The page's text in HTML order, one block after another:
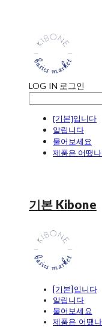
LOG IN 로그인
[기본]입니다
알립니다
물어보세요
제품은 어땠
기본 Kibone
[기본]입니다
알립니다
물어보세요
제품은 어땠